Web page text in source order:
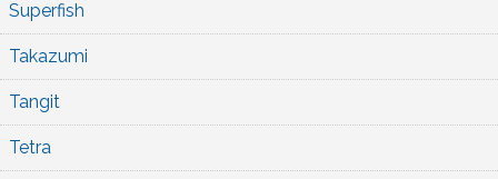
Superfish
Takazumi
Tangit
Tetra